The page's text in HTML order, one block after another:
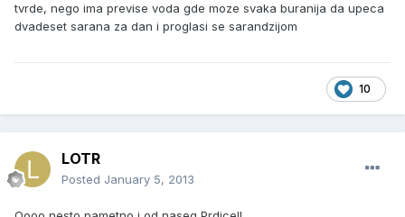
tvrde, nego ima previse voda gde moze svaka buranija da upeca
dvadeset sarana za dan i proglasi se sarandzijom
10
LOTR
Posted January 5, 2013